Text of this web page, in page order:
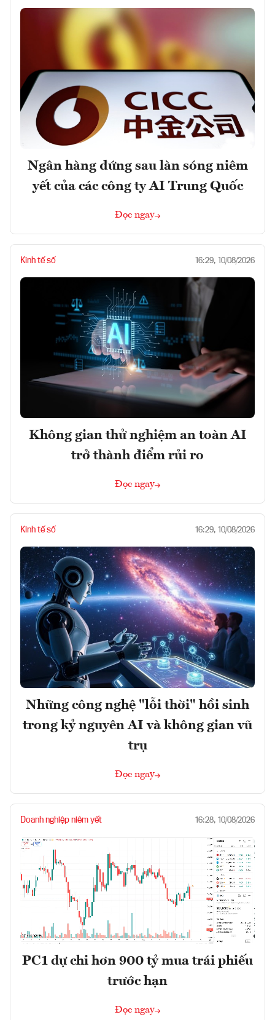
Ngân hàng đứng sau làn sóng niêm
yết của các công ty AI Trung Quốc
Đọc ngay
Kinh tế số 16:29, 10/08/2026
Không gian thử nghiệm an toàn AI
trở thành điểm rủi ro
Đọc ngay
Kinh tế số 16:29, 10/08/2026
Những công nghệ "lỗi thời" hồi sinh
trong kỷ nguyên AI và không gian vũ
trụ
Đọc ngay
Doanh nghiệp niêm yết 16:28, 10/08/2026
PC1 dự chi hơn 900 tỷ mua trái phiếu
trước hạn
Đọc ngay